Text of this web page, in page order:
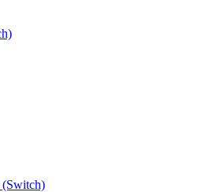
(Switch)